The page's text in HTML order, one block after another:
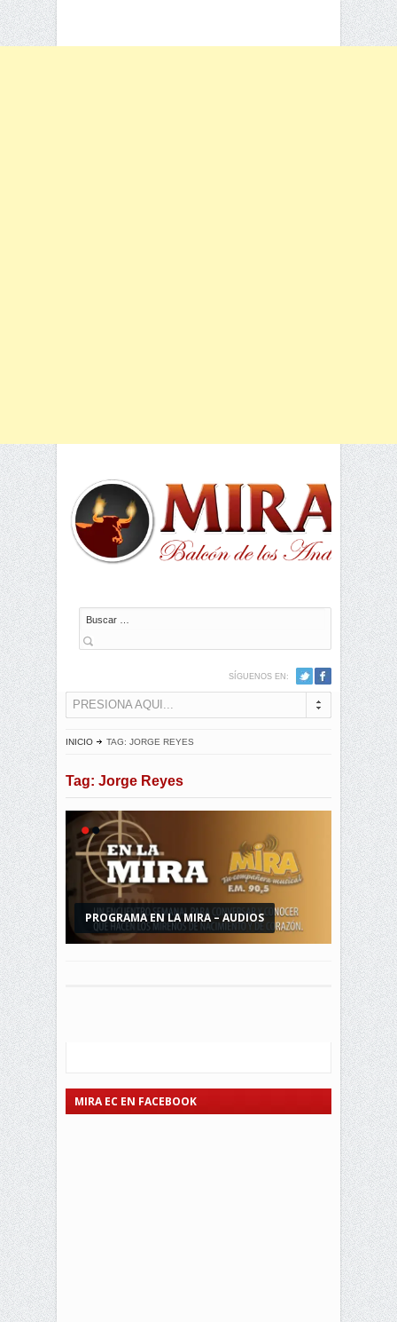
Buscar
SÍGUENOS EN:
PRESIONA AQUI...
INICIO TAG: JORGE REYES
Tag: Jorge Reyes
PROGRAMA EN LA MIRA – AUDIOS
VIDEO: DÚO MARCO Y JORGE, AMAR Y
VIVIR
MIRA EC EN FACEBOOK